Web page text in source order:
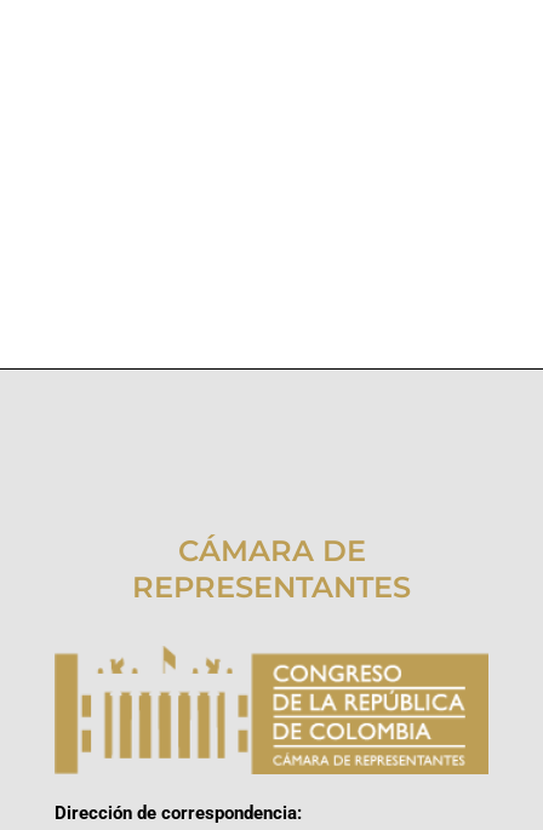
CÁMARA DE
REPRESENTANTES
Dirección de correspondencia: